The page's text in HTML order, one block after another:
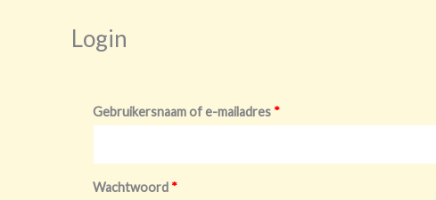
Login
Gebruikersnaam of e-mailadres *
Wachtwoord *